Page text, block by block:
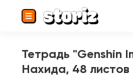
Тетрадь "Genshin
Нахида, 48 листов